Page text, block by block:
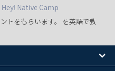
Hey! Native Camp
トをもらいます。 を英語で教